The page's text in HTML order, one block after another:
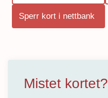
Sperr kort i nettbank
Mistet kortet?